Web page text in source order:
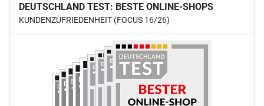
DEUTSCHLAND TEST: BESTE ONLINE-SHOPS
KUNDENZUFRIEDENHEIT (FOCUS 16/26)